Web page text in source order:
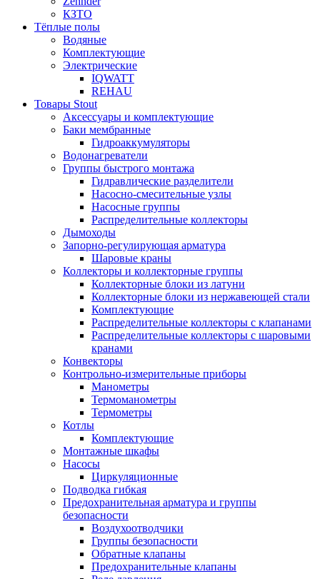
КЗТО
Тёплые полы
Водяные
Комплектующие
Электрические
IQWATT
REHAU
Товары Stout
Аксессуары и комплектующие
Баки мембранные
Гидроаккумуляторы
Водонагреватели
Группы быстрого монтажа
Гидравлические разделители
Насосно-смесительные узлы
Насосные группы
Распределительные коллекторы
Дымоходы
Запорно-регулирующая арматура
Шаровые краны
Коллекторы и коллекторные группы
Коллекторные блоки из латуни
Коллекторные блоки из нержавеющей стали
Комплектующие
Распределительные коллекторы с клапанами
Распределительные коллекторы с шаровыми
кранами
Конвекторы
Контрольно-измерительные приборы
Манометры
Термоманометры
Термометры
Котлы
Комплектующие
Монтажные шкафы
Насосы
Циркуляционные
Подводка гибкая
Предохранительная арматура и группы
безопасности
Воздухоотводчики
Группы безопасности
Обратные клапаны
Предохранительные клапаны